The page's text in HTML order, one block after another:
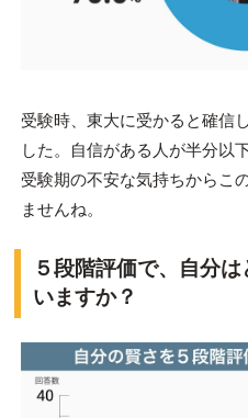
受験時、東大に受かると確信
した。自信がある人が半分以
受験期の不安な気持ちからこ
ませんね。
５段階評価で、自分
いますか？